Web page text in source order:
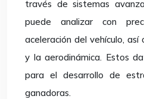
través de sistemas
puede analizar con
aceleración del vehículo,
y la aerodinámica. Estos
para el desarrollo de
ganadoras.